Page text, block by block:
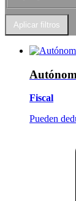
Fiscal
Pueden